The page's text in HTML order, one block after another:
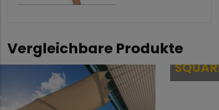
Vergleichbare Produkte